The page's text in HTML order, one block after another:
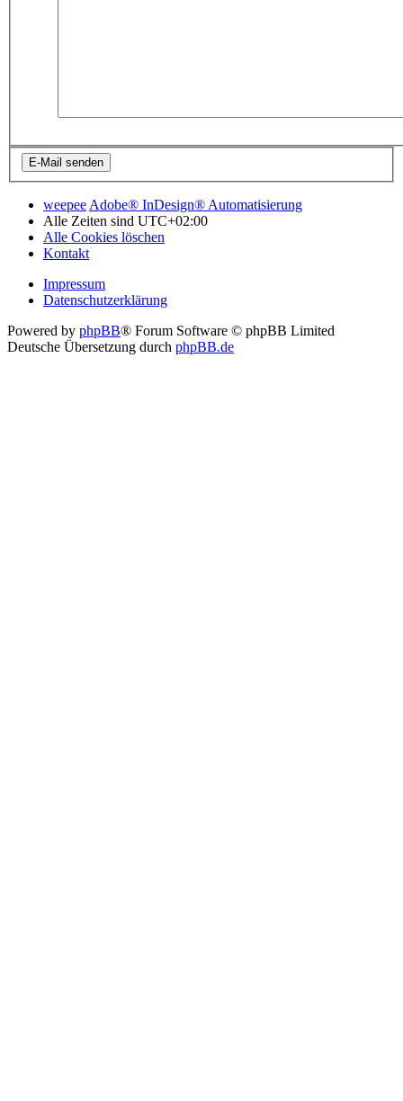
weepeeAdobe® InDesign® Automatisierung
Alle Zeiten sind UTC+02:00
Alle Cookies löschen
Kontakt
Impressum
Datenschutzerklärung
Powered by phpBB® Forum Software © phpBB Limited
Deutsche Übersetzung durch phpBB.de